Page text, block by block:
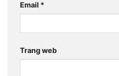
Email *
Trang web